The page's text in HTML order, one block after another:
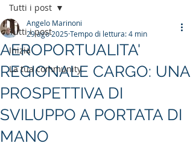
Tutti i post
Inizia
La tua community
Tutti i post
AEROPORTUALITA'
REGIONALE CARGO: UNA
PROSPETTIVA DI
SVILUPPO A PORTATA DI
MANO
Angelo Marinoni
29 ago 2025Tempo di lettura: 4 min